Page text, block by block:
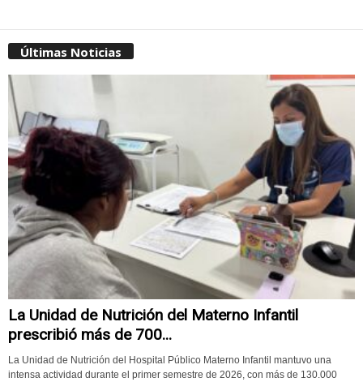
Últimas Noticias
La Unidad de Nutrición del Materno Infantil
prescribió más de 700...
La Unidad de Nutrición del Hospital Público Materno Infantil mantuvo una
intensa actividad durante el primer semestre de 2026, con más de 130.000